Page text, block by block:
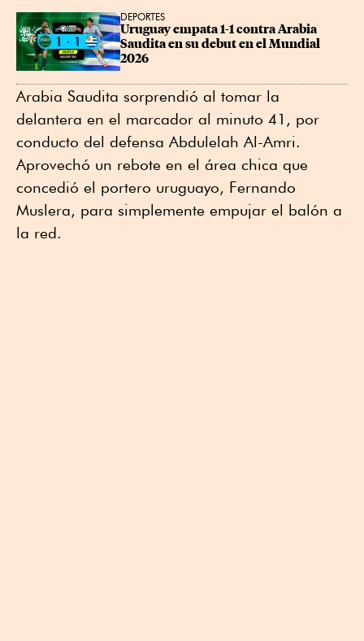
DEPORTES
Uruguay empata 1-1 contra Arabia
Saudita en su debut en el Mundial
2026
Arabia Saudita sorprendió al tomar la
delantera en el marcador al minuto 41, por
conducto del defensa Abdulelah Al-Amri.
Aprovechó un rebote en el área chica que
concedió el portero uruguayo, Fernando
Muslera, para simplemente empujar el balón a
la red.